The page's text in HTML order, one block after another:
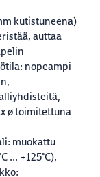
kutistuneena)
auttaa
nopeampi
ø toimitettuna
muokattu
... +125°C),